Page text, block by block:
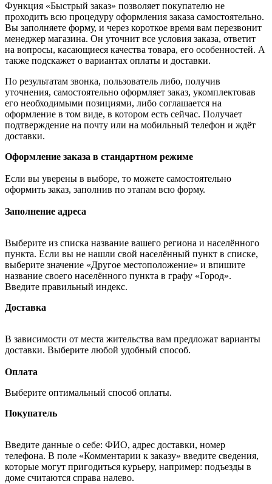
Функция «Быстрый заказ» позволяет покупателю не
проходить всю процедуру оформления заказа самостоятельно.
Вы заполняете форму, и через короткое время вам перезвонит
менеджер магазина. Он уточнит все условия заказа, ответит
на вопросы, касающиеся качества товара, его особенностей. А
также подскажет о вариантах оплаты и доставки.
По результатам звонка, пользователь либо, получив
уточнения, самостоятельно оформляет заказ, укомплектовав
его необходимыми позициями, либо соглашается на
оформление в том виде, в котором есть сейчас. Получает
подтверждение на почту или на мобильный телефон и ждёт
доставки.
Оформление заказа в стандартном режиме
Если вы уверены в выборе, то можете самостоятельно
оформить заказ, заполнив по этапам всю форму.
Заполнение адреса
Выберите из списка название вашего региона и населённого
пункта. Если вы не нашли свой населённый пункт в списке,
выберите значение «Другое местоположение» и впишите
название своего населённого пункта в графу «Город».
Введите правильный индекс.
Доставка
В зависимости от места жительства вам предложат варианты
доставки. Выберите любой удобный способ.
Оплата
Выберите оптимальный способ оплаты.
Покупатель
Введите данные о себе: ФИО, адрес доставки, номер
телефона. В поле «Комментарии к заказу» введите сведения,
которые могут пригодиться курьеру, например: подъезды в
доме считаются справа налево.